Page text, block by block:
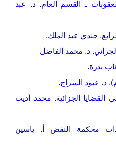
ـ القسم العام. د. عبد
جندي عبد الملك.
د. محمد الفاضل.
بدرة.
د. عبود السراج.
القضايا الجزائية. محمد أديب
محكمة النقض أ. ياسين